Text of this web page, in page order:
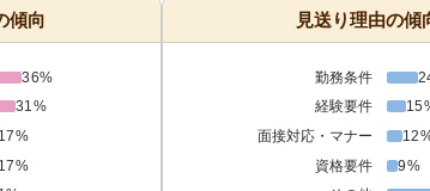
傾向
36%
31%
見送り理由の傾
勤務条件
経験要件
面接対応・マナー
資格要件
9%